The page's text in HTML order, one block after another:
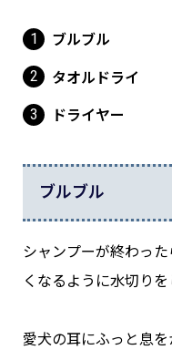
ブルブル
タオルドライ
ドライヤー
ブルブル
シャンプーが終わっ
くなるように水切りを
愛犬の耳にふっと息